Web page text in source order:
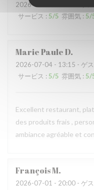
2026-07-07
サービス : 5/5 雰囲気 : 5/
Marie PauleD
2026-07-04 - 13:15 - ゲ
サービス : 5/5 雰囲気 : 5/
Excellent restaurant,
des produits frais ,
ambiance agréable et
FrançoisM
2026-07-01 - 20:00 - ゲ